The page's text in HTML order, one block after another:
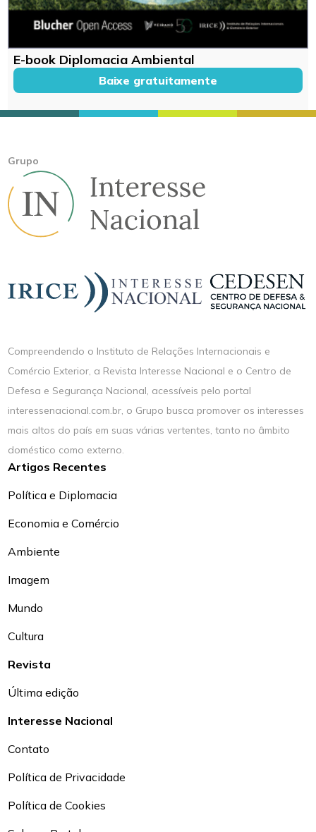
E-book Diplomacia Ambiental
Baixe gratuitamente
Grupo
Compreendendo o Instituto de Relações Internacionais e
Comércio Exterior, a Revista Interesse Nacional e o Centro de
Defesa e Segurança Nacional, acessíveis pelo portal
interessenacional.com.br, o Grupo busca promover os interesses
mais altos do país em suas várias vertentes, tanto no âmbito
doméstico como externo.
Artigos Recentes
Política e Diplomacia
Economia e Comércio
Ambiente
Imagem
Mundo
Cultura
Revista
Última edição
Interesse Nacional
Contato
Política de Privacidade
Política de Cookies